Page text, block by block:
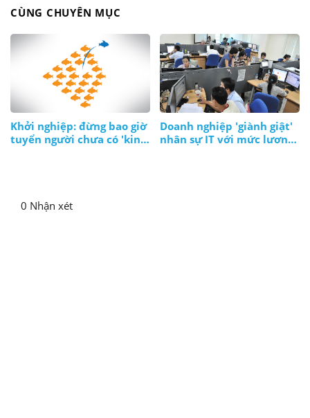
CÙNG CHUYÊN MỤC
Khởi nghiệp: đừng bao giờ
tuyển người chưa có 'kinh
Doanh nghiệp 'giành giật'
nhân sự IT với mức lương
0 Nhận xét